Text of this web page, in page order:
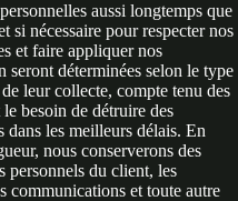
aussi longtemps que
si nécessaire pour respecter nos
et faire appliquer nos
seront déterminées selon le type
leur collecte, compte tenu des
besoin de détruire des
dans les meilleurs délais. En
nous conserverons des
personnels du client, les
communications et toute autre